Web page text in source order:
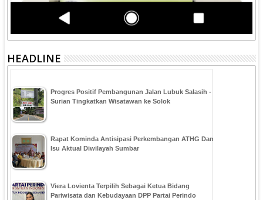
HEADLINE
Progres Positif Pembangunan Jalan Lubuk Salasih -
Surian Tingkatkan Wisatawan ke Solok
Rapat Kominda Antisipasi Perkembangan ATHG Dan
Isu Aktual Diwilayah Sumbar
Viera Lovienta Terpilih Sebagai Ketua Bidang
Pariwisata dan Kebudayaan DPP Partai Perindo